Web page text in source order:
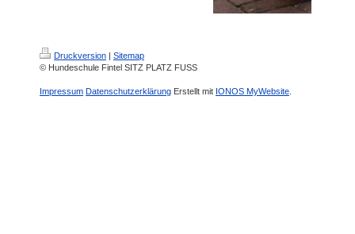
Druckversion | Sitemap
© Hundeschule Fintel SITZ PLATZ FUSS
Impressum Datenschutzerklärung Erstellt mit IONOS MyWebsite